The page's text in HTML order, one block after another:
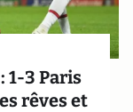
1-3 Paris
rêves et